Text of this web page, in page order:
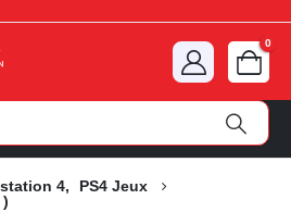
0
4,
PS4 Jeux